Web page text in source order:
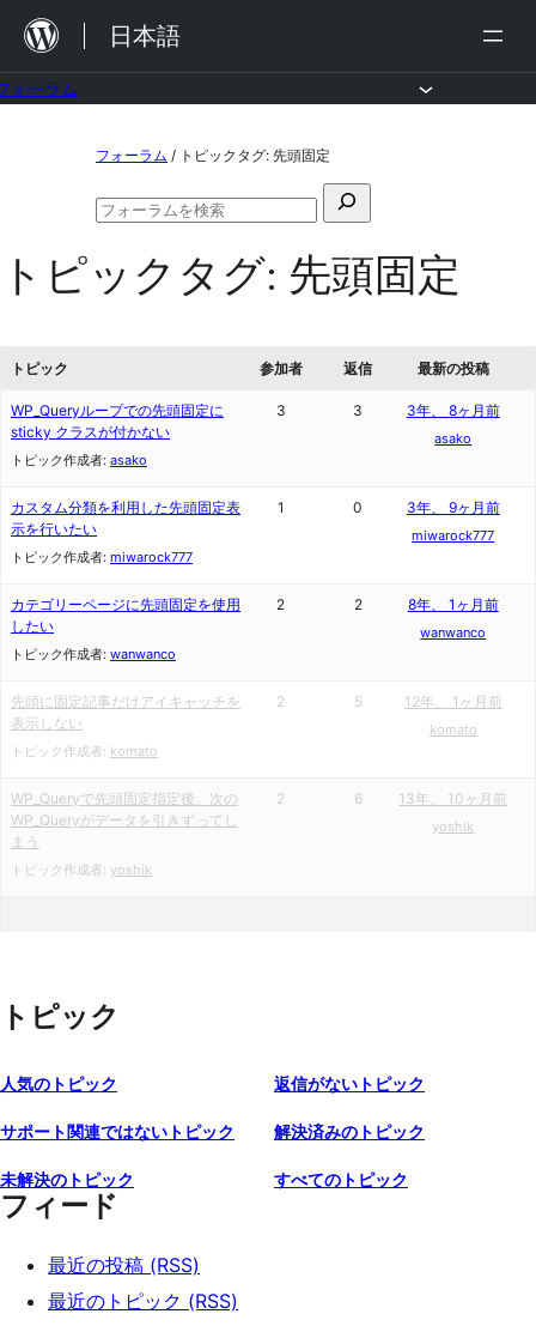
を
日本語
ォーラム
ン
ツ
ス
ッ
プ
フォーラム / トピックタグ: 先頭固定
検
対
フ
ー
ラ
検
索
トピックタグ: 先頭固定
トピック 参加者 返信 最新の投稿
WP_Queryループでの先頭固定に
sticky クラスが付かない
トピック作成者: asako
3 3 3年、 8ヶ月前
asako
カスタム分類を利用した先頭固定表
示を行いたい
トピック作成者: miwarock777
1 0 3年、 9ヶ月前
miwarock777
カテゴリーページに先頭固定を使用
したい
トピック作成者: wanwanco
2 2 8年、 1ヶ月前
wanwanco
先頭に固定記事だけアイキャッチを
表示しない
トピック作成者: komato
2 5 12年、 1ヶ月前
komato
WP_Queryで先頭固定指定後、次の
WP_Queryがデータを引きずってし
まう
トピック作成者: yoshik
2 6 13年、 10ヶ月前
yoshik
トピック
人気のトピック 返信がないトピック
サポート関連ではないトピック 解決済みのトピック
未解決のトピック すべてのトピック
フィード
最近の投稿 (RSS)
最近のトピック (RSS)